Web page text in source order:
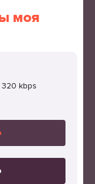
моя
320 kbps